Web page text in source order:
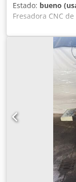
Estado: bueno
Fresadora CNC
Modelo: UH-
Heidenhain
460 mm. Mesa
husillo: ISO50.
datos, consulte
Eranel Djf